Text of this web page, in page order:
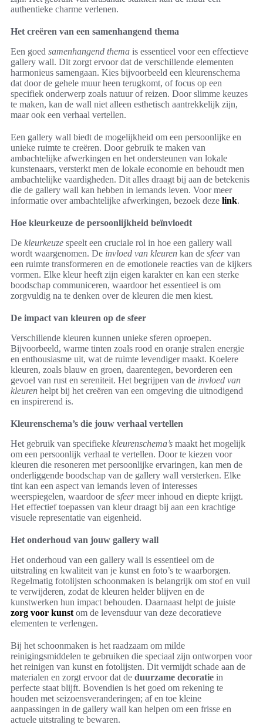
authentieke charme verlenen.
Het creëren van een samenhangend thema
Een goed samenhangend thema is essentieel voor een effectieve
gallery wall. Dit zorgt ervoor dat de verschillende elementen
harmonieus samengaan. Kies bijvoorbeeld een kleurenschema
dat door de gehele muur heen terugkomt, of focus op een
specifiek onderwerp zoals natuur of reizen. Door slimme keuzes
te maken, kan de wall niet alleen esthetisch aantrekkelijk zijn,
maar ook een verhaal vertellen.
Een gallery wall biedt de mogelijkheid om een persoonlijke en
unieke ruimte te creëren. Door gebruik te maken van
ambachtelijke afwerkingen en het ondersteunen van lokale
kunstenaars, versterkt men de lokale economie en behoudt men
ambachtelijke vaardigheden. Dit alles draagt bij aan de betekenis
die de gallery wall kan hebben in iemands leven. Voor meer
informatie over ambachtelijke afwerkingen, bezoek deze link.
Hoe kleurkeuze de persoonlijkheid beïnvloedt
De kleurkeuze speelt een cruciale rol in hoe een gallery wall
wordt waargenomen. De invloed van kleuren kan de sfeervan
een ruimte transformeren en de emotionele reacties van de kijkers
vormen. Elke kleur heeft zijn eigen karakter en kan een sterke
boodschap communiceren, waardoor het essentieel is om
zorgvuldig na te denken over de kleuren die men kiest.
De impact van kleuren op de sfeer
Verschillende kleuren kunnen unieke sferen oproepen.
Bijvoorbeeld, warme tinten zoals rood en oranje stralen energie
en enthousiasme uit, wat de ruimte levendiger maakt. Koelere
kleuren, zoals blauw en groen, daarentegen, bevorderen een
gevoel van rust en sereniteit. Het begrijpen van de invloed van
kleuren helpt bij het creëren van een omgeving die uitnodigend
en inspirerend is.
Kleurenschema’s die jouw verhaal vertellen
Het gebruik van specifieke kleurenschema’s maakt het mogelijk
om een persoonlijk verhaal te vertellen. Door te kiezen voor
kleuren die resoneren met persoonlijke ervaringen, kan men de
onderliggende boodschap van de gallery wall versterken. Elke
tint kan een aspect van iemands leven of interesses
weerspiegelen, waardoor de sfeermeer inhoud en diepte krijgt.
Het effectief toepassen van kleur draagt bij aan een krachtige
visuele representatie van eigenheid.
Het onderhoud van jouw gallery wall
Het onderhoud van een gallery wall is essentieel om de
uitstraling en kwaliteit van je kunst en foto’s te waarborgen.
Regelmatig fotolijsten schoonmaken is belangrijk om stof en vuil
te verwijderen, zodat de kleuren helder blijven en de
kunstwerken hun impact behouden. Daarnaast helpt de juiste
zorg voor kunst om de levensduur van deze decoratieve
elementen te verlengen.
Bij het schoonmaken is het raadzaam om milde
reinigingsmiddelen te gebruiken die speciaal zijn ontworpen voor
het reinigen van kunst en fotolijsten. Dit vermijdt schade aan de
materialen en zorgt ervoor dat de duurzame decoratie in
perfecte staat blijft. Bovendien is het goed om rekening te
houden met seizoensveranderingen; af en toe kleine
aanpassingen in de gallery wall kan helpen om een frisse en
actuele uitstraling te bewaren.